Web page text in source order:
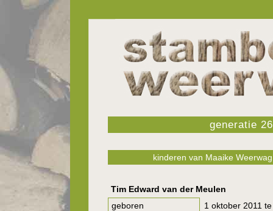
generatie 26
kinderen van Maaike
Tim Edward van der Meulen
geboren
1 oktober 2011